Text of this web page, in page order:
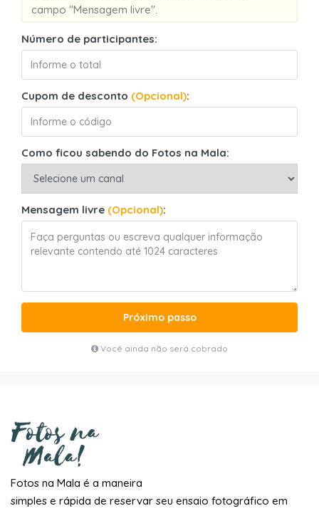
campo "Mensagem livre".
Número de participantes:
Cupom de desconto (Opcional):
Como ficou sabendo do Fotos na Mala:
Mensagem livre (Opcional):
Próximo passo
Você ainda não será cobrado
Fotos na Mala é a maneira
simples e rápida de reservar seu ensaio fotográfico em